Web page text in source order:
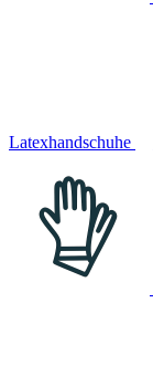
Latexhandschuhe